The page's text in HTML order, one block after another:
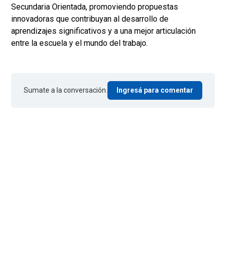
Secundaria Orientada, promoviendo propuestas
innovadoras que contribuyan al desarrollo de
aprendizajes significativos y a una mejor articulación
entre la escuela y el mundo del trabajo.
Sumate a la conversación. Ingresá para comentar